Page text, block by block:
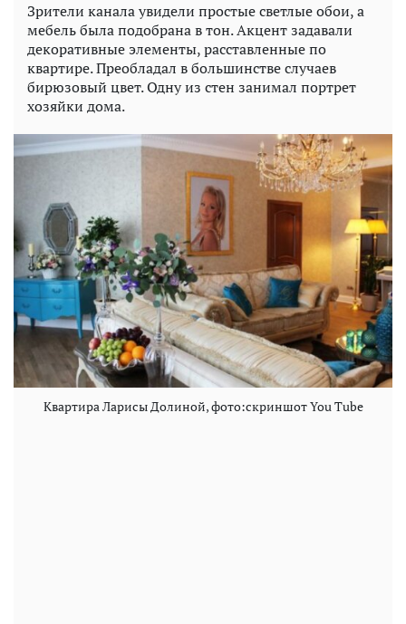
Зрители канала увидели простые светлые обои, а
мебель была подобрана в тон. Акцент задавали
декоративные элементы, расставленные по
квартире. Преобладал в большинстве случаев
бирюзовый цвет. Одну из стен занимал портрет
хозяйки дома.
Квартира Ларисы Долиной, фото:скриншот You Tube